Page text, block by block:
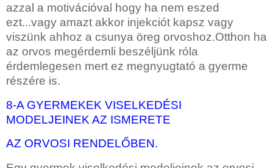
azzal a motivációval hogy ha nem eszed
ezt...vagy amazt akkor injekciót kapsz vagy
viszünk ahhoz a csunya öreg orvoshoz.Otthon ha
az orvos megérdemli beszéljünk róla
érdemlegesen mert ez megnyugtató a gyerme
részére is.
8-A GYERMEKEK VISELKEDÉSI
MODELJEINEK AZ ISMERETE
AZ ORVOSI RENDELŐBEN.